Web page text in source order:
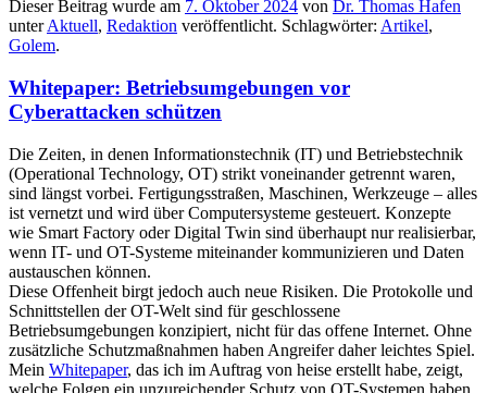
Dieser Beitrag wurde am 7. Oktober 2024 von Dr. Thomas Hafen
unterAktuell, Redaktion veröffentlicht. Schlagwörter: Artikel,
Golem.
Whitepaper: Betriebsumgebungen vor
Cyberattacken schützen
Die Zeiten, in denen Informationstechnik (IT) und Betriebstechnik
(Operational Technology, OT) strikt voneinander getrennt waren,
sind längst vorbei. Fertigungsstraßen, Maschinen, Werkzeuge – alles
ist vernetzt und wird über Computersysteme gesteuert. Konzepte
wie Smart Factory oder Digital Twin sind überhaupt nur realisierbar,
wenn IT- und OT-Systeme miteinander kommunizieren und Daten
austauschen können.
Diese Offenheit birgt jedoch auch neue Risiken. Die Protokolle und
Schnittstellen der OT-Welt sind für geschlossene
Betriebsumgebungen konzipiert, nicht für das offene Internet. Ohne
zusätzliche Schutzmaßnahmen haben Angreifer daher leichtes Spiel.
Mein Whitepaper, das ich im Auftrag von heise erstellt habe, zeigt,
welche Folgen ein unzureichender Schutz von OT-Systemen haben